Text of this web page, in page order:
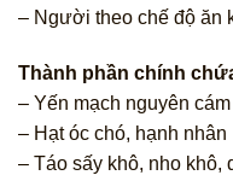
– Người theo chế độ ăn
Thành phần chính
– Yến mạch nguyên cám
– Hạt óc chó, hạnh nhân
– Táo sấy khô, nho khô,